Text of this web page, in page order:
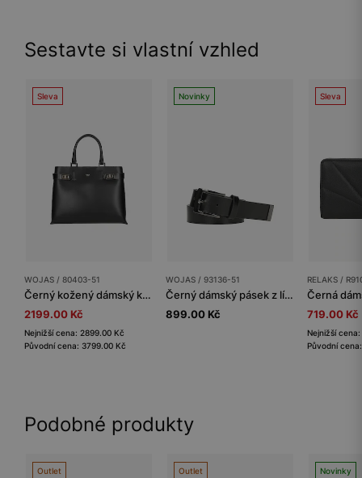
Sestavte si vlastní vzhled
Sleva
WOJAS / 80403-51
Černý kožený dámský kufřík
2199.00 Kč
Nejnižší cena: 2899.00 Kč
Původní cena: 3799.00 Kč
Novinky
WOJAS / 93136-51
Černý dámský pásek z lícové kůže
899.00 Kč
Sleva
RELAKS /
719.00 Kč
Nejnižší
Původní
Podobné produkty
Outlet Outlet Novinky